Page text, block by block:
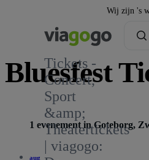
Wij zijn 's
Tickets -
Concert,
Sport
&amp;
Theatertickets
| viagogo:
Bluesfest
1
1 evenement in Goteborg,
aug